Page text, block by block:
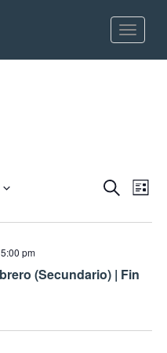
de
y
vistas
BuscarLista
5:00 pm
(Secundario) | Fin